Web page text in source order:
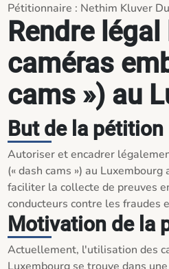
Rendre
caméras
cams ») au
Pétitionnaire : Nethim Kluver
But de la pétition
Autoriser et encadrer
(« dash cams ») au
faciliter la collecte de preuves
conducteurs contre les fraudes
Motivation de la
Actuellement, l'utilisation des